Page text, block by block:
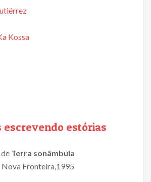
Kossa
escrevendo estórias
de Terra sonâmbula
Nova Fronteira,1995